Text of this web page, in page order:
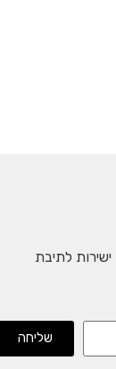
לתיבת
שליחה